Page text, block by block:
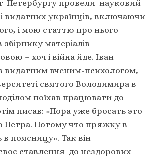
Петербургу провели науковий
видатних українців, включаючи
і мою статтю про нього
матеріалів
– хоч і війна йде. Іван
видатним вченим-психологом,
святого Володимира в
поїхав працювати до
писав: «Пора уже бросать это
Петра. Потому что пряжку в
поясницу». Так він
ставлення до нездорових